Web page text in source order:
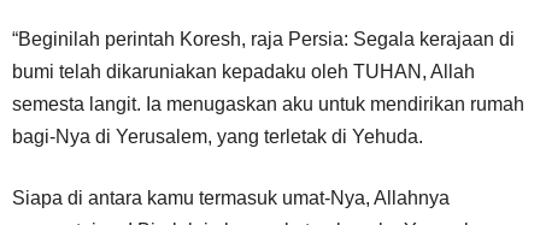
“Beginilah perintah Koresh, raja Persia: Segala kerajaan di
bumi telah dikaruniakan kepadaku oleh TUHAN, Allah
semesta langit. Ia menugaskan aku untuk mendirikan rumah
bagi-Nya di Yerusalem, yang terletak di Yehuda.
Siapa di antara kamu termasuk umat-Nya, Allahnya